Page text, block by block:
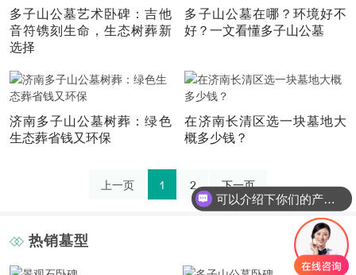
多子山公墓艺术卧碑：吉他
音符镌刻生命，生态树葬新
选择
多子山公墓在哪？环境好不
好？一文看懂多子山公墓
济南多子山公墓树葬：绿色
生态葬省钱又环保
在济南长清区选一块墓地大
概多少钱？
上一页 1 2 下一页
热销墓型
可以介绍下你们的产品么